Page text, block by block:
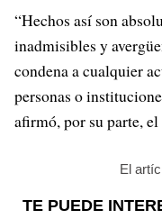
“Hechos así son
inadmisibles y
condena a cualquier
personas o
afirmó, por su parte,
El
TE PUEDE